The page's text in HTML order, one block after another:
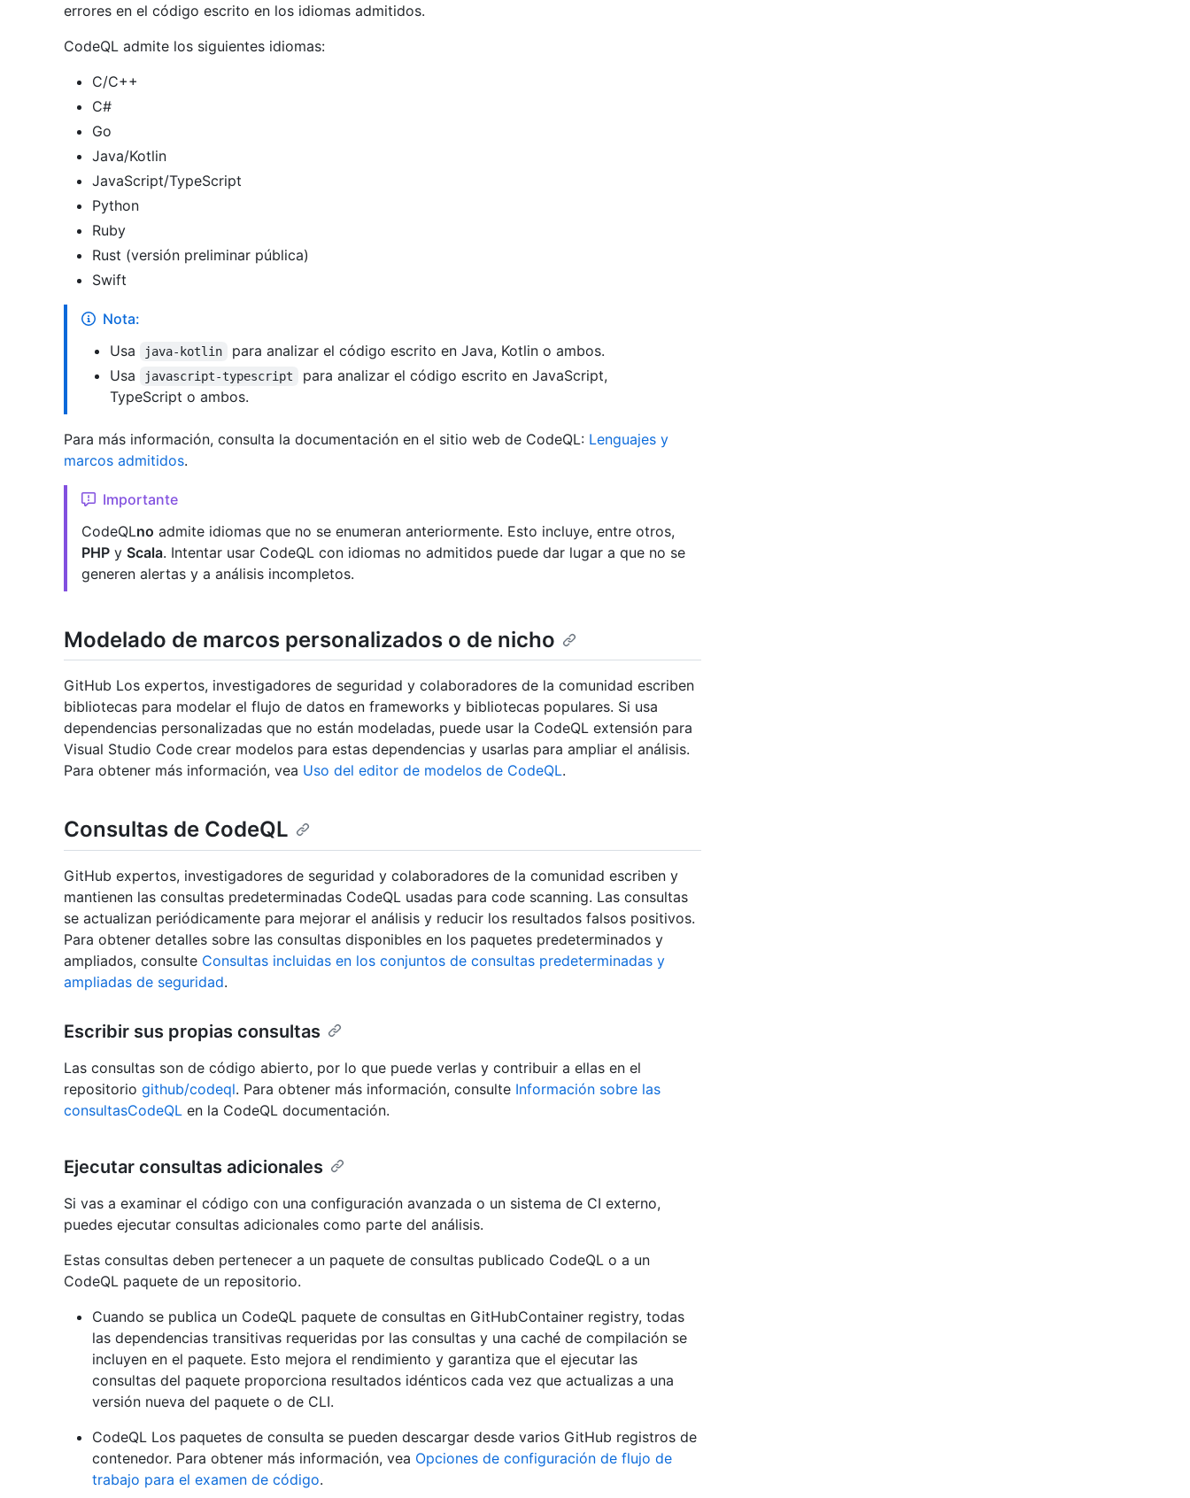
errores en el código escrito en los idiomas admitidos.
CodeQL admite los siguientes idiomas:
C/C++
C#
Go
Java/Kotlin
JavaScript/TypeScript
Python
Ruby
Rust (versión preliminar pública)
Swift
Nota:
Usa
java-kotlin
para analizar el código escrito en Java, Kotlin o ambos.
Usa
javascript-typescript
para analizar el código escrito en JavaScript,
TypeScript o ambos.
Para más información, consulta la documentación en el sitio web de CodeQL: Lenguajes y
marcos admitidos.
Importante
CodeQLno admite idiomas que no se enumeran anteriormente. Esto incluye, entre otros,
PHP y Scala. Intentar usar CodeQL con idiomas no admitidos puede dar lugar a que no se
generen alertas y a análisis incompletos.
Modelado de marcos personalizados o de nicho
GitHub Los expertos, investigadores de seguridad y colaboradores de la comunidad escriben
bibliotecas para modelar el flujo de datos en frameworks y bibliotecas populares. Si usa
dependencias personalizadas que no están modeladas, puede usar la CodeQL extensión para
Visual Studio Code crear modelos para estas dependencias y usarlas para ampliar el análisis.
Para obtener más información, vea Uso del editor de modelos de CodeQL.
Consultas de CodeQL
GitHub expertos, investigadores de seguridad y colaboradores de la comunidad escriben y
mantienen las consultas predeterminadas CodeQL usadas para code scanning. Las consultas
se actualizan periódicamente para mejorar el análisis y reducir los resultados falsos positivos.
Para obtener detalles sobre las consultas disponibles en los paquetes predeterminados y
ampliados, consulte Consultas incluidas en los conjuntos de consultas predeterminadas y
ampliadas de seguridad.
Escribir sus propias consultas
Las consultas son de código abierto, por lo que puede verlas y contribuir a ellas en el
repositorio github/codeql. Para obtener más información, consulte Información sobre las
consultasCodeQL en la CodeQL documentación.
Ejecutar consultas adicionales
Si vas a examinar el código con una configuración avanzada o un sistema de CI externo,
puedes ejecutar consultas adicionales como parte del análisis.
Estas consultas deben pertenecer a un paquete de consultas publicado CodeQL o a un
CodeQL paquete de un repositorio.
Cuando se publica un CodeQL paquete de consultas en GitHubContainer registry, todas
las dependencias transitivas requeridas por las consultas y una caché de compilación se
incluyen en el paquete. Esto mejora el rendimiento y garantiza que el ejecutar las
consultas del paquete proporciona resultados idénticos cada vez que actualizas a una
versión nueva del paquete o de CLI.
CodeQL Los paquetes de consulta se pueden descargar desde varios GitHub registros de
contenedor. Para obtener más información, vea Opciones de configuración de flujo de
trabajo para el examen de código.